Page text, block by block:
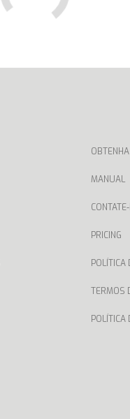
MANUAL
PRICING
POLÍTICA
TERMOS
POLÍTICA